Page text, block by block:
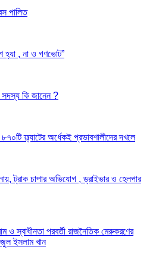
পালিত
হ্যা , না ও গণভোট”
কি জানেন ?
ফ্ল্যাটের অর্ধেকই প্রভাবশালীদের দখলে
ট্রাক চাপার অভিযোগ , ড্রাইভার ও হেলপার
ও স্বাধীনতা পরবর্তী রাজনৈতিক মেরুকরণের
ইসলাম খান